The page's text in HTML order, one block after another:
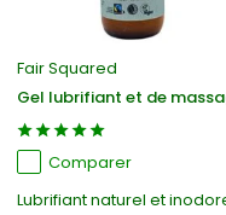
Fair Squared
Gel lubrifiant et de
Comparer
Lubrifiant naturel et